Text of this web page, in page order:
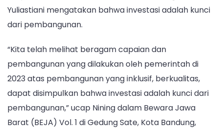
Yuliastiani mengatakan bahwa investasi adalah kunci
dari pembangunan.
“Kita telah melihat beragam capaian dan
pembangunan yang dilakukan oleh pemerintah di
2023 atas pembangunan yang inklusif, berkualitas,
dapat disimpulkan bahwa investasi adalah kunci dari
pembangunan,” ucap Nining dalam Bewara Jawa
Barat (BEJA) Vol. 1 di Gedung Sate, Kota Bandung,